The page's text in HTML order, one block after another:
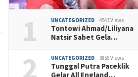
1 UNCATEGORIZED 4543 Views
Tontowi Ahmad/Liliyana
Natsir Sabet Gela…
2 UNCATEGORIZED 3856 Views
Tunggal Putra Paceklik
Gelar All England…